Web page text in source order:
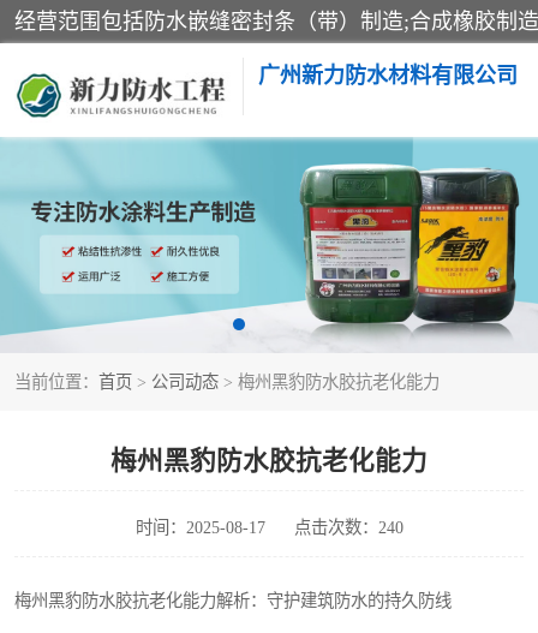
广州新力防水材料有限公司
当前位置： 首页 > 公司动态 > 梅州黑豹防水胶抗老化能力
梅州黑豹防水胶抗老化能力
时间：2025-08-17 点击次数：240
梅州黑豹防水胶抗老化能力解析：守护建筑防水的持久防线
黑豹防水胶
乳化沥青防水涂料
非固化橡胶防水涂料